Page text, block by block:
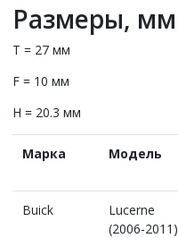
Размеры, мм
T = 27 мм
F = 10 мм
H = 20.3 мм
Марка Модель
Buick
Lucerne
(2006-2011)